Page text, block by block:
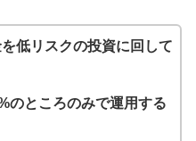
低リスクの投資に回して
のところのみで運用する